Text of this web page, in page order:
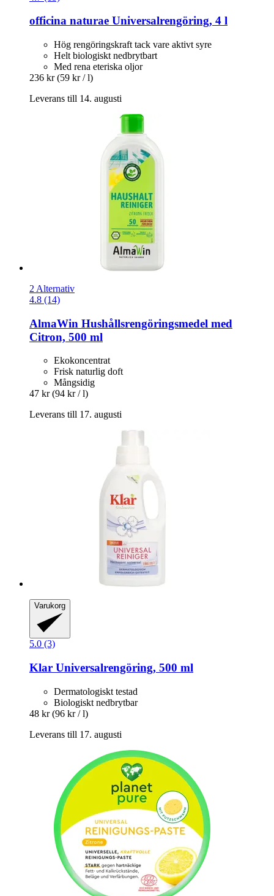
officina naturae Universalrengöring, 4 l
Hög rengöringskraft tack vare aktivt syre
Helt biologiskt nedbrytbart
Med rena eteriska oljor
236 kr (59 kr / l)
Leverans till 14. augusti
2 Alternativ
4.8 (14)
AlmaWin Hushållsrengöringsmedel med
Citron, 500 ml
Ekokoncentrat
Frisk naturlig doft
Mångsidig
47 kr (94 kr / l)
Leverans till 17. augusti
Varukorg
5.0 (3)
Klar Universalrengöring, 500 ml
Dermatologiskt testad
Biologiskt nedbrytbar
48 kr (96 kr / l)
Leverans till 17. augusti